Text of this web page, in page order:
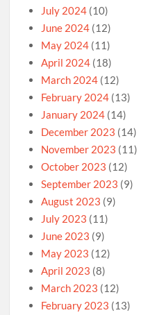
July 2024 (10)
June 2024 (12)
May 2024 (11)
April 2024 (18)
March 2024 (12)
February 2024 (13)
January 2024 (14)
December 2023 (14)
November 2023 (11)
October 2023 (12)
September 2023 (9)
August 2023 (9)
July 2023 (11)
June 2023 (9)
May 2023 (12)
April 2023 (8)
March 2023 (12)
February 2023 (13)